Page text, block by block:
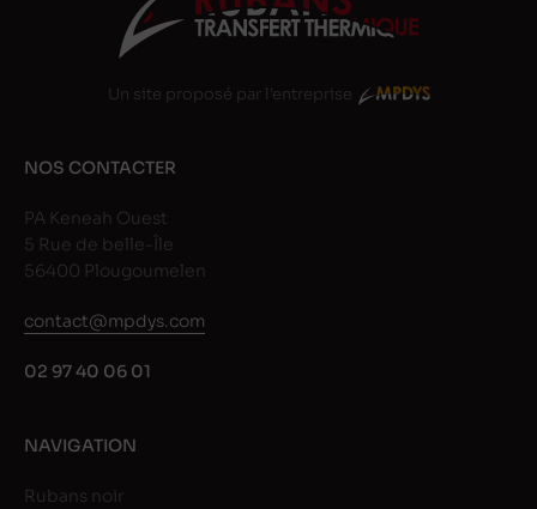
Un site proposé par l'entreprise
NOS CONTACTER
PA Keneah Ouest
5 Rue de belle-Île
56400 Plougoumelen
contact@mpdys.com
02 97 40 06 01
NAVIGATION
Rubans noir